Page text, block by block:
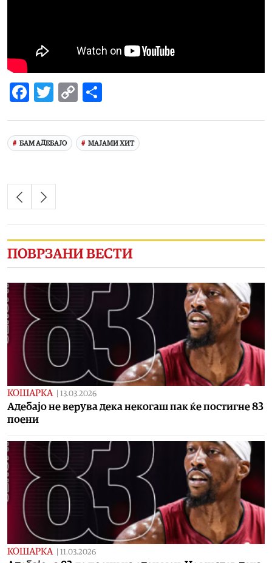
Facebook
Twitter
Copy
БАМ АДЕБАЈО МАЈАМИ ХИТ
ПОВРЗАНИ ВЕСТИ
КОШАРКА 13.03.2026
Адебајо не верува дека некогаш пак ќе постигне 83
поени
КОШАРКА 11.03.2026